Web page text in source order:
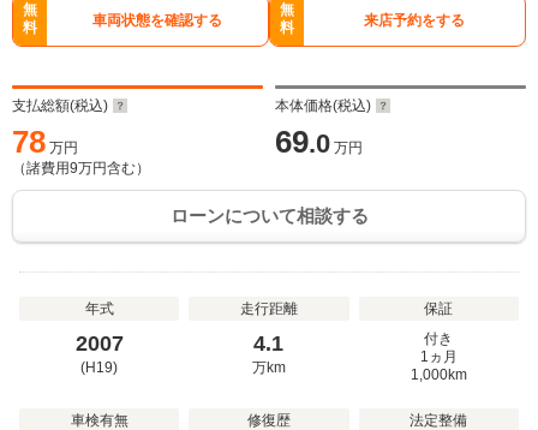
無
料
車両状態を確認する
無
料
来店予約をする
支払総額(税込)
78 万円
（諸費用9万円含む）
本体価格(税込)
69.0 万円
ローンについて相談する
年式
2007
(H19)
走行距離
4.1
万km
保証
付き
1ヵ月
1,000km
車検有無
修復歴
法定整備